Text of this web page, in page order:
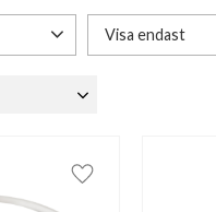
Visa endast
Lägg till i favoriter